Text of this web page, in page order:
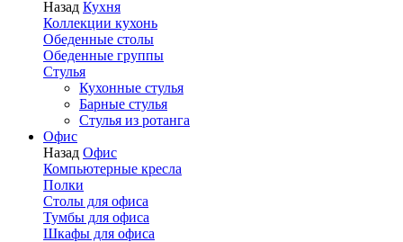
Назад Кухня
Коллекции кухонь
Обеденные столы
Обеденные группы
Стулья
Кухонные стулья
Барные стулья
Стулья из ротанга
Офис
Назад Офис
Компьютерные кресла
Полки
Столы для офиса
Тумбы для офиса
Шкафы для офиса